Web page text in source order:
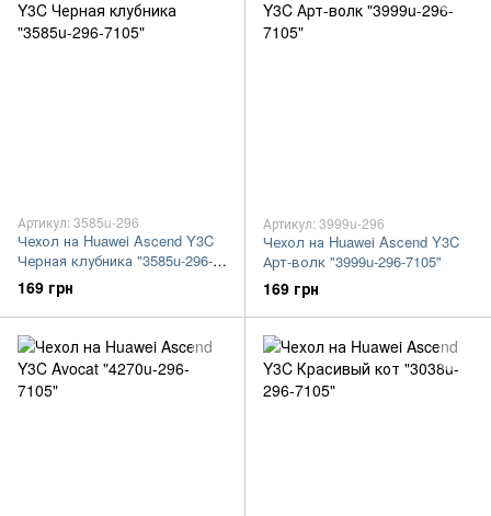
Артикул: 3585u-296
Чехол на Huawei Ascend Y3C
Черная клубника "3585u-296-
7105"
169 грн
Артикул: 3999u-296
Чехол на Huawei Ascend Y3C
Арт-волк "3999u-296-7105"
169 грн